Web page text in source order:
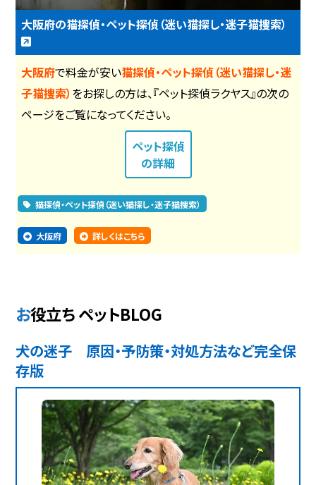
大阪府の猫探偵・ペット探偵（迷い猫探し・迷子猫捜索）
大阪府で料金が安い猫探偵・ペット探偵（迷い猫探し・迷
子猫捜索） をお探しの方は、『ペット探偵ラクヤス』の次の
ページをご覧になってください。
ペット探偵
の詳細
猫探偵・ペット探偵（迷い猫探し・迷子猫捜索）
大阪府 詳しくはこちら
お役立ち ペットBLOG
犬の迷子 原因・予防策・対処方法など完全保
存版